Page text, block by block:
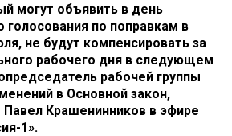
могут объявить в день
голосования по поправкам в
не будут компенсировать за
рабочего дня в следующем
рабочей группы
в Основной закон,
Крашенинников в эфире
1».